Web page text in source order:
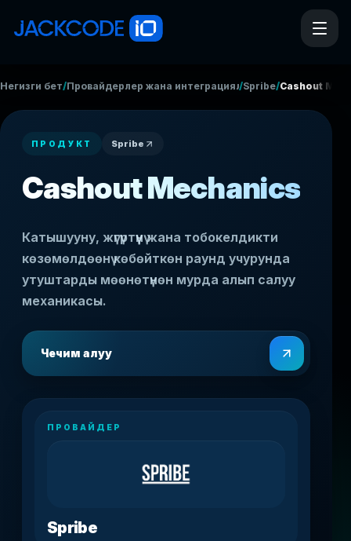
Негизги бет/Провайдерлер жана интеграциялар
/Spribe/Cashout
ПРОДУКТ Spribe
Cashout Mechanics
Катышууну, жүгүртүүнү жана тобокелдикти
көзөмөлдөөнү көбөйткөн раунд учурунда
утуштарды мөөнөтүнөн мурда алып салуу
механикасы.
Чечим алуу
ПРОВАЙДЕР
Spribe